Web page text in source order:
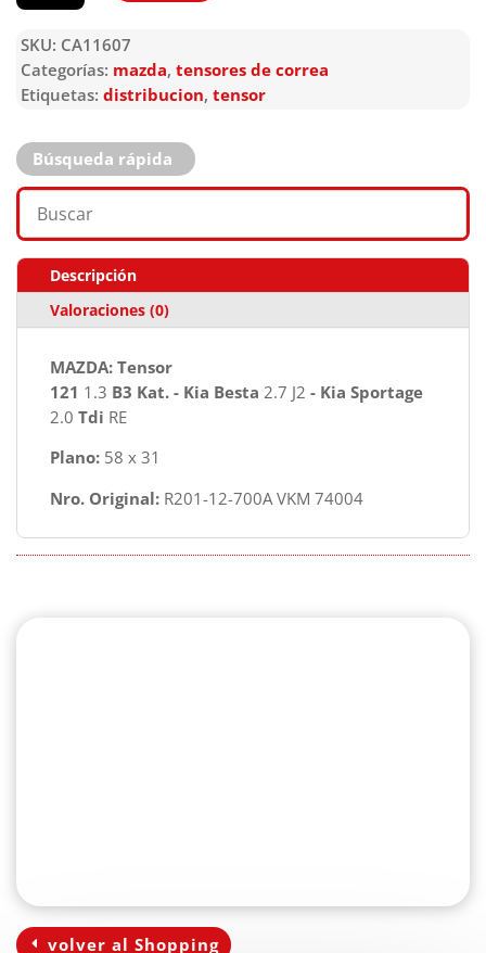
SKU: CA11607
Categorías: mazda, tensores de correa
Etiquetas: distribucion, tensor
Búsqueda rápida
Descripción
Valoraciones (0)
MAZDA: Tensor
121 1.3 B3 Kat. - Kia Besta 2.7 J2 - Kia Sportage
2.0 Tdi RE
Plano: 58 x 31
Nro. Original: R201-12-700A VKM 74004
volver al Shopping